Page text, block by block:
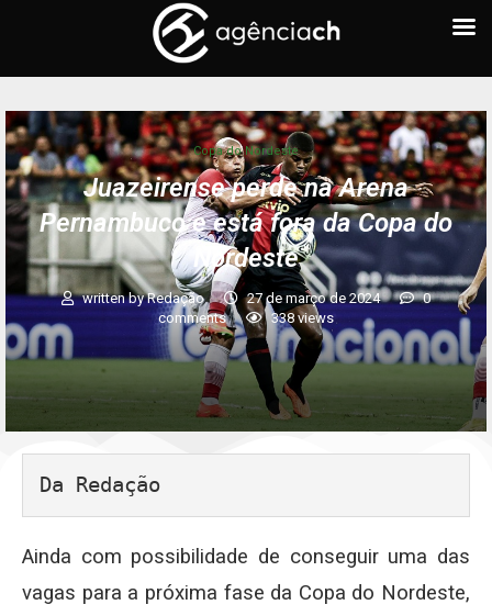
Copa do Nordeste
Juazeirense perde na Arena
Pernambuco e está fora da Copa do
Nordeste
written byRedação 27 de março de 2024
0
comments
338views
Da Redação
Ainda com possibilidade de conseguir uma das
vagas para a próxima fase da Copa do Nordeste,